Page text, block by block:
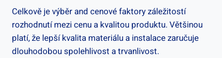
Celkově je výběr and cenové faktory záležitostí
rozhodnutí mezi cenu a kvalitou produktu. Většinou
platí, že lepší kvalita materiálu a instalace zaručuje
dlouhodobou spolehlivost a trvanlivost.